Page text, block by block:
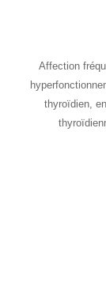
Affection
thyroïdien,